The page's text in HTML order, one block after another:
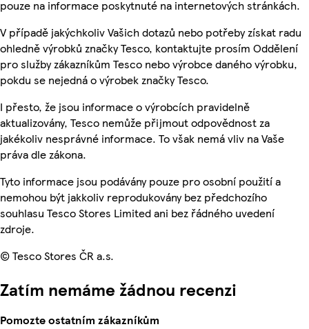
pouze na informace poskytnuté na internetových stránkách.
V případě jakýchkoliv Vašich dotazů nebo potřeby získat radu
ohledně výrobků značky Tesco, kontaktujte prosím Oddělení
pro služby zákazníkům Tesco nebo výrobce daného výrobku,
pokdu se nejedná o výrobek značky Tesco.
I přesto, že jsou informace o výrobcích pravidelně
aktualizovány, Tesco nemůže přijmout odpovědnost za
jakékoliv nesprávné informace. To však nemá vliv na Vaše
práva dle zákona.
Tyto informace jsou podávány pouze pro osobní použití a
nemohou být jakkoliv reprodukovány bez předchozího
souhlasu Tesco Stores Limited ani bez řádného uvedení
zdroje.
© Tesco Stores ČR a.s.
Zatím nemáme žádnou recenzi
Pomozte ostatním zákazníkům